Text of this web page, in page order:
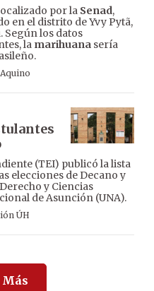
por la Senad,
en el distrito de Yvy Pytã,
. Según los datos
la marihuana sería
(TEI) publicó la lista
elecciones de Decano y
y Ciencias
de Asunción (UNA).
ÚH
Más